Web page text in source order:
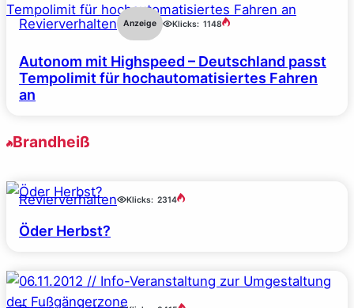
Revierverhalten Anzeige Klicks: 1148
Autonom mit Highspeed – Deutschland passt
Tempolimit für hochautomatisiertes Fahren
an
Brandheiß
Revierverhalten Klicks: 2314
Öder Herbst?